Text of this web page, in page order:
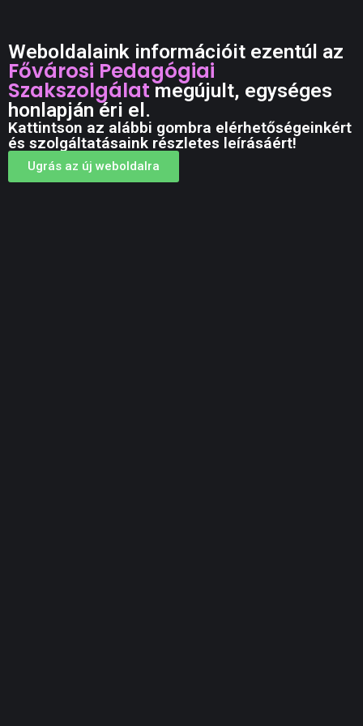
Weboldalaink információit ezentúl az
Fővárosi Pedagógiai
Szakszolgálatmegújult, egységes
honlapján éri el.
Kattintson az alábbi gombra elérhetőségeinkért
és szolgáltatásaink részletes leírásáért!
Ugrás az új weboldalra